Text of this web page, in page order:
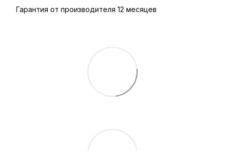
Гарантия от производителя 12 месяцев